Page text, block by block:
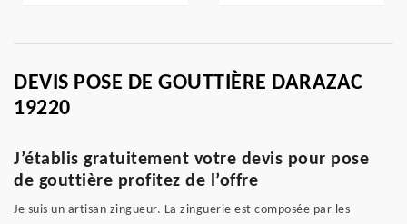
DEVIS POSE DE GOUTTIÈRE DARAZAC
19220
J’établis gratuitement votre devis pour pose
de gouttière profitez de l’offre
Je suis un artisan zingueur. La zinguerie est composée par les